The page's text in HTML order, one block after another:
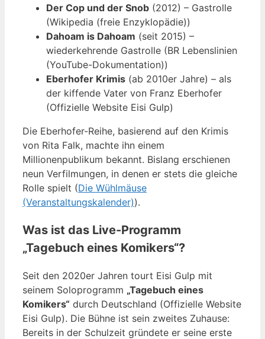
Der Cop und der Snob (2012) – Gastrolle
(Wikipedia (freie Enzyklopädie))
Dahoam is Dahoam (seit 2015) –
wiederkehrende Gastrolle (BR Lebenslinien
(YouTube-Dokumentation))
Eberhofer Krimis (ab 2010er Jahre) – als
der kiffende Vater von Franz Eberhofer
(Offizielle Website Eisi Gulp)
Die Eberhofer-Reihe, basierend auf den Krimis
von Rita Falk, machte ihn einem
Millionenpublikum bekannt. Bislang erschienen
neun Verfilmungen, in denen er stets die gleiche
Rolle spielt (Die Wühlmäuse
(Veranstaltungskalender)).
Was ist das Live-Programm
„Tagebuch eines Komikers“?
Seit den 2020er Jahren tourt Eisi Gulp mit
seinem Soloprogramm „Tagebuch eines
Komikers“ durch Deutschland (Offizielle Website
Eisi Gulp). Die Bühne ist sein zweites Zuhause:
Bereits in der Schulzeit gründete er seine erste